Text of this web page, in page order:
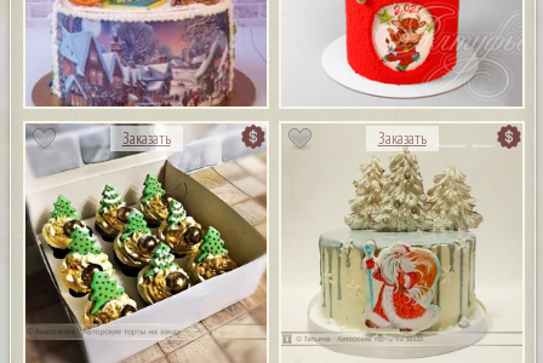
Заказать Заказать